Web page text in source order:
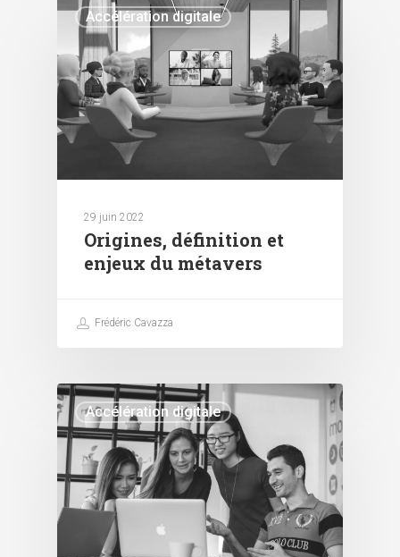
Accélération digitale
29 juin 2022
Origines, définition et
enjeux du métavers
Frédéric Cavazza
Accélération digitale